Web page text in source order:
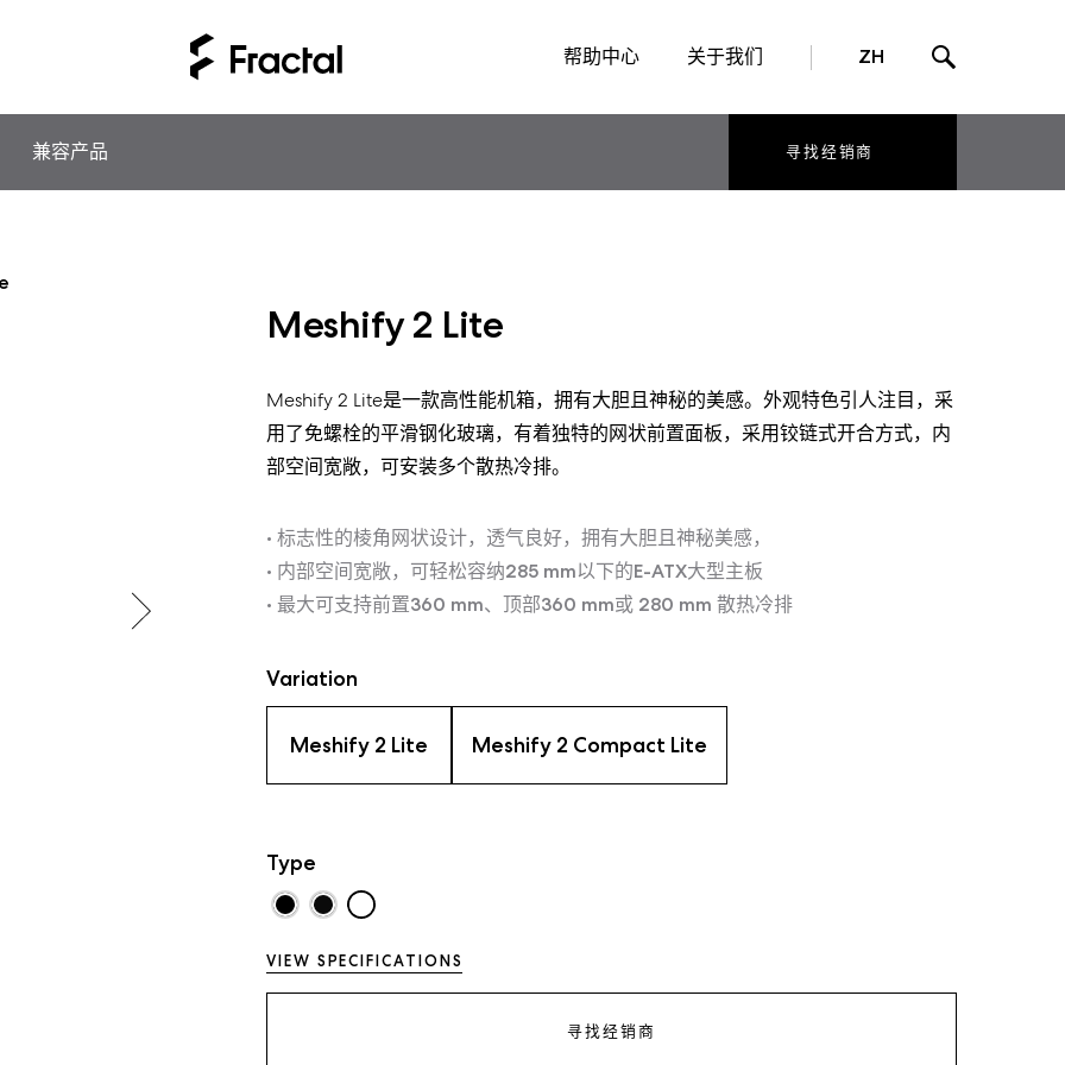
帮助中心 关于我们 ZH
兼容产品 寻找经销商
Meshify 2 Lite
Meshify 2 Lite是一款高性能机箱，拥有大胆且神秘的美感。外观特色引人注目，采
用了免螺栓的平滑钢化玻璃，有着独特的网状前置面板，采用铰链式开合方式，内
部空间宽敞，可安装多个散热冷排。
• 标志性的棱角网状设计，透气良好，拥有大胆且神秘美感，
• 内部空间宽敞，可轻松容纳285 mm以下的E-ATX大型主板
• 最大可支持前置360 mm、顶部360 mm或 280 mm 散热冷排
Variation
Meshify 2 Lite Meshify 2 Compact Lite
Type
VIEW SPECIFICATIONS
寻找经销商